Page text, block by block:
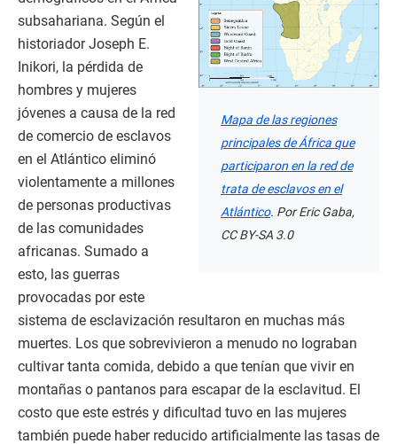
Mapa de las regiones
principales de África que
participaron en la red de
trata de esclavos en el
Atlántico. Por Eric Gaba,
CC BY-SA 3.0
subsahariana. Según el
historiador Joseph E.
Inikori, la pérdida de
hombres y mujeres
jóvenes a causa de la red
de comercio de esclavos
en el Atlántico eliminó
violentamente a millones
de personas productivas
de las comunidades
africanas. Sumado a
esto, las guerras
provocadas por este
sistema de esclavización resultaron en muchas más
muertes. Los que sobrevivieron a menudo no lograban
cultivar tanta comida, debido a que tenían que vivir en
montañas o pantanos para escapar de la esclavitud. El
costo que este estrés y dificultad tuvo en las mujeres
también puede haber reducido artificialmente las tasas de